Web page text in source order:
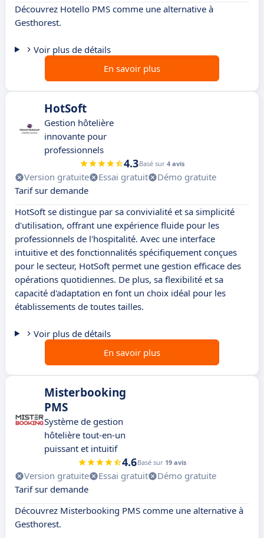
Découvrez Hotello PMS comme une alternative à
Gesthorest.
Voir plus de détails
En savoir plus
HotSoft
Gestion hôtelière
innovante pour
professionnels
4.3Basé sur 4 avis
Version gratuite Essai gratuit
Démo gratuite
Tarif sur demande
HotSoft se distingue par sa convivialité et sa simplicité
d'utilisation, offrant une expérience fluide pour les
professionnels de l'hospitalité. Avec une interface
intuitive et des fonctionnalités spécifiquement conçues
pour le secteur, HotSoft permet une gestion efficace des
opérations quotidiennes. De plus, sa flexibilité et sa
capacité d'adaptation en font un choix idéal pour les
établissements de toutes tailles.
Voir plus de détails
En savoir plus
Misterbooking
PMS
Système de gestion
hôtelière tout-en-un
puissant et intuitif
4.6Basé sur 19 avis
Version gratuite Essai gratuit
Démo gratuite
Tarif sur demande
Découvrez Misterbooking PMS comme une alternative à
Gesthorest.